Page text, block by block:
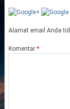
Alamat email Anda
Komentar *